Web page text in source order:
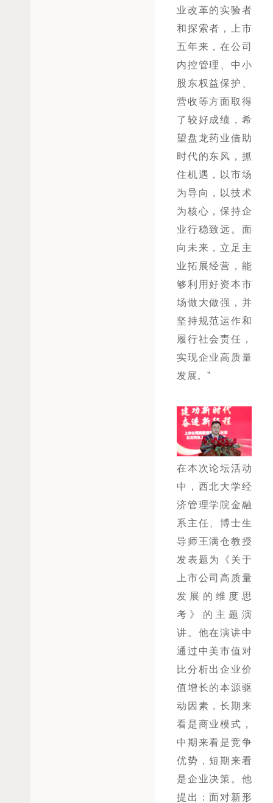
业改革的实验者
和探索者，上市
五年来，在公司
内控管理、中小
股东权益保护、
营收等方面取得
了较好成绩，希
望盘龙药业借助
时代的东风，抓
住机遇，以市场
为导向，以技术
为核心，保持企
业行稳致远。面
向未来，立足主
业拓展经营，能
够利用好资本市
场做大做强，并
坚持规范运作和
履行社会责任，
实现企业高质量
发展。”
在本次论坛活动
中，西北大学经
济管理学院金融
系主任、博士生
导师王满仓教授
发表题为《关于
上市公司高质量
发展的维度思
考》的主题演
讲。他在演讲中
通过中美市值对
比分析出企业价
值增长的本源驱
动因素，长期来
看是商业模式，
中期来看是竞争
优势，短期来看
是企业决策。他
提出：面对新形